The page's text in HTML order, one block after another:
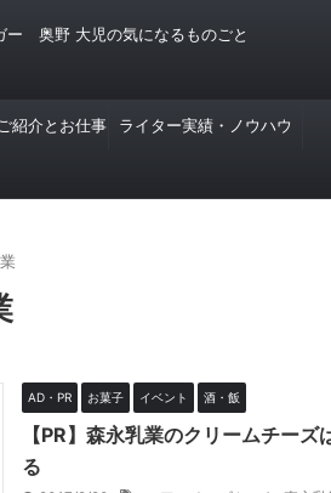
ー 奥野 大児の気になるものごと
紹介とお仕事 ライター実績・ノウハウ
AD・PR お菓子 イベント 酒・飯
【PR】森永乳業のクリームチー
る